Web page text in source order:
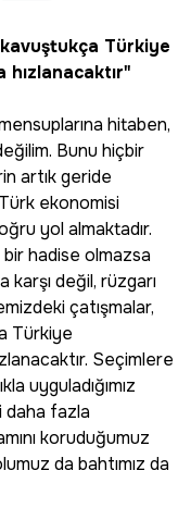
Türkiye
hitaben,
Bunu hiçbir
artık geride
ekonomisi
yol almaktadır.
hadise olmazsa
karşı değil, rüzgarı
çatışmalar,
Türkiye
Seçimlere
uyguladığımız
daha fazla
koruduğumuz
da bahtımız da